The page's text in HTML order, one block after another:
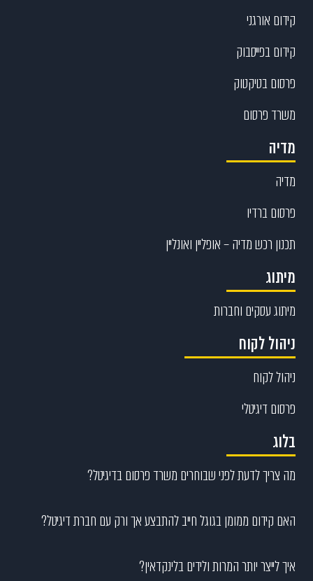
קידום אורגני
קידום בפייסבוק
פרסום בטיקטוק
משרד פרסום
מדיה
מדיה
פרסום ברדיו
תכנון רכש מדיה – אופליין ואונליין
מיתוג
מיתוג עסקים וחברות
ניהול לקוח
ניהול לקוח
פרסום דיגיטלי
בלוג
מה צריך לדעת לפני שבוחרים משרד פרסום בדיגיטל?
האם קידום ממומן בגוגל חייב להתבצע אך ורק עם חברת דיגיטל?
איך לייצר יותר המרות ולידים בלינקדאין?